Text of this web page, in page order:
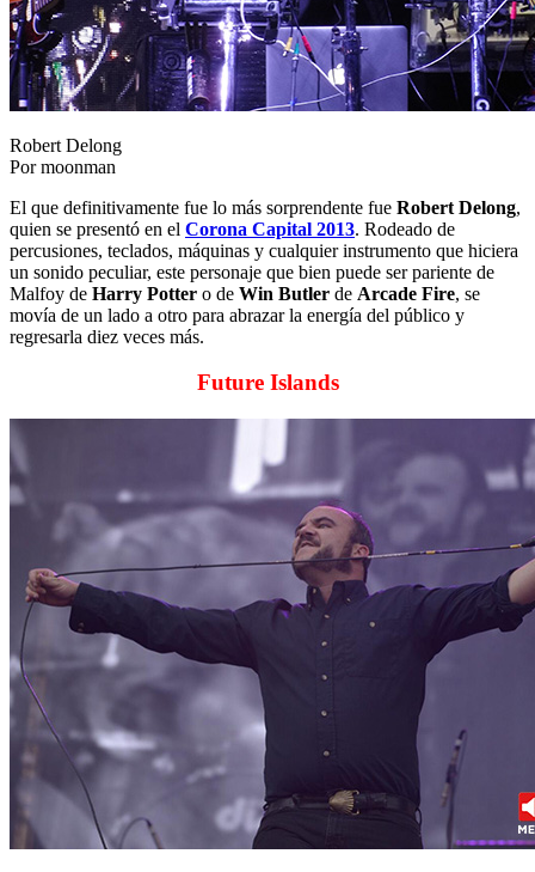
Robert Delong
Por moonman
El que definitivamente fue lo más sorprendente fue Robert Delong,
quien se presentó en el Corona Capital 2013. Rodeado de
percusiones, teclados, máquinas y cualquier instrumento que hiciera
un sonido peculiar, este personaje que bien puede ser pariente de
Malfoy de Harry Potter o de Win Butler de Arcade Fire, se
movía de un lado a otro para abrazar la energía del público y
regresarla diez veces más.
Future Islands